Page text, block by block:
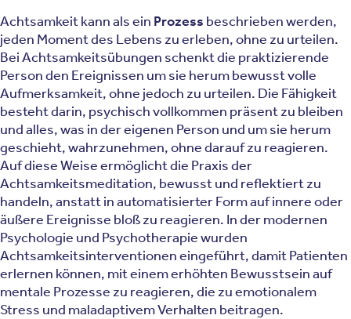
Achtsamkeit kann als ein Prozess beschrieben werden,
jeden Moment des Lebens zu erleben, ohne zu urteilen.
Bei Achtsamkeitsübungen schenkt die praktizierende
Person den Ereignissen um sie herum bewusst volle
Aufmerksamkeit, ohne jedoch zu urteilen. Die Fähigkeit
besteht darin, psychisch vollkommen präsent zu bleiben
und alles, was in der eigenen Person und um sie herum
geschieht, wahrzunehmen, ohne darauf zu reagieren.
Auf diese Weise ermöglicht die Praxis der
Achtsamkeitsmeditation, bewusst und reflektiert zu
handeln, anstatt in automatisierter Form auf innere oder
äußere Ereignisse bloß zu reagieren. In der modernen
Psychologie und Psychotherapie wurden
Achtsamkeitsinterventionen eingeführt, damit Patienten
erlernen können, mit einem erhöhten Bewusstsein auf
mentale Prozesse zu reagieren, die zu emotionalem
Stress und maladaptivem Verhalten beitragen.